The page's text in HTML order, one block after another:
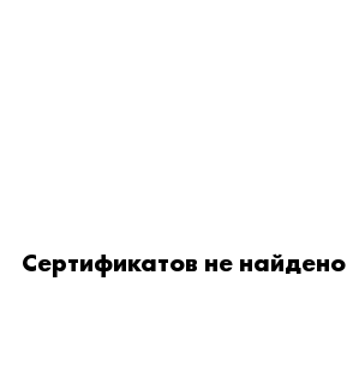
Сертификатов не найдено